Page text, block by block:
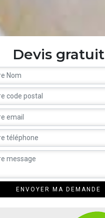
Devis gratuit